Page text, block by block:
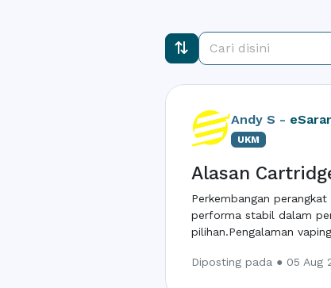
Andy S -
UKM
Alasan
Perkembangan
performa stabil dalam
pilihan.Pengalaman
Diposting pada ● 05 Aug